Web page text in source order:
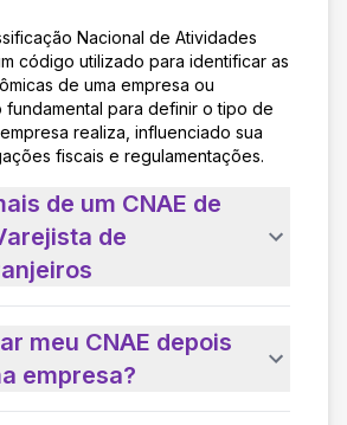
Nacional de Atividades
código utilizado para identificar as
de uma empresa ou
para definir o tipo de
realiza, influenciado sua
fiscais e regulamentações.
de um CNAE de
de
meu CNAE depois
empresa?